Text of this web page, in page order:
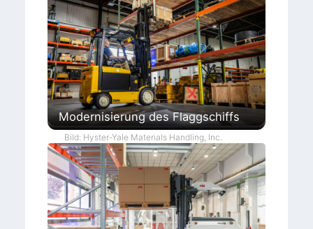
Modernisierung des Flaggschiffs
Bild: Hyster-Yale Materials Handling, Inc.